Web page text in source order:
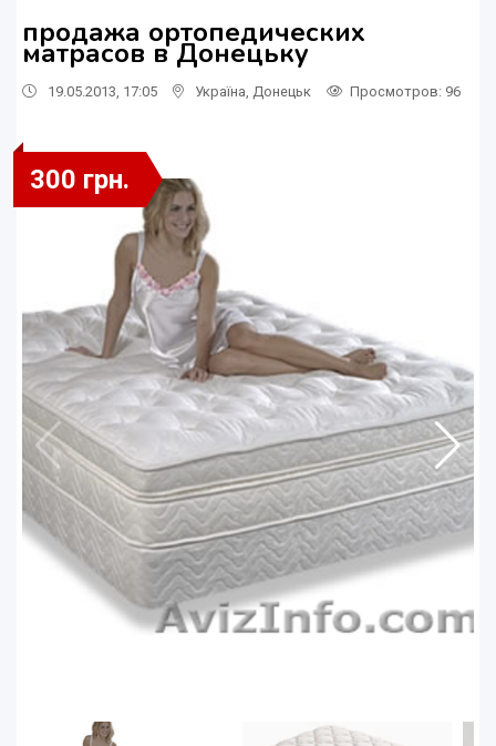
продажа ортопедических
матрасов в Донецьку
19.05.2013, 17:05 Україна Донецьк Просмотров: 96
300 грн.